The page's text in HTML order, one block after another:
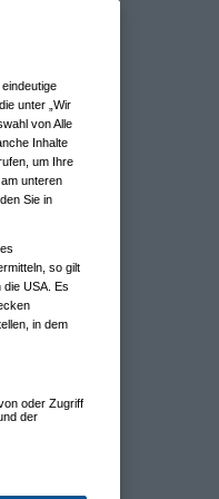
unter „Wir
von Alle
Inhalte
um Ihre
unteren
Sie in
so gilt
die USA. Es
in dem
oder Zugriff
der